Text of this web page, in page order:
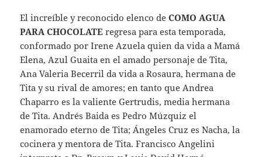
El increíble y reconocido elenco deCOMO AGUA
PARA CHOCOLATE regresa para esta temporada,
conformado por Irene Azuela quien da vida a Mamá
Elena, Azul Guaita en el amado personaje de Tita,
Ana Valeria Becerril da vida a Rosaura, hermana de
Tita y su rival de amores; en tanto que Andrea
Chaparro es la valiente Gertrudis, media hermana
de Tita. Andrés Baida es Pedro Múzquiz el
enamorado eterno de Tita; Ángeles Cruz es Nacha, la
cocinera y mentora de Tita. Francisco Angelini